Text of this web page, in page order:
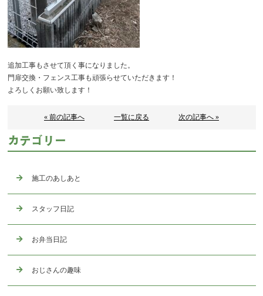
追加工事もさせて頂く事になりました。
門扉交換・フェンス工事も頑張らせていただきます！
よろしくお願い致します！
« 前の記事へ 一覧に戻る 次の記事へ »
カテゴリー
施工のあしあと
スタッフ日記
お弁当日記
おじさんの趣味